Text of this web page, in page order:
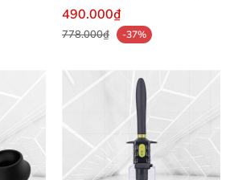
Thích
490.000₫
778.000₫ -37%